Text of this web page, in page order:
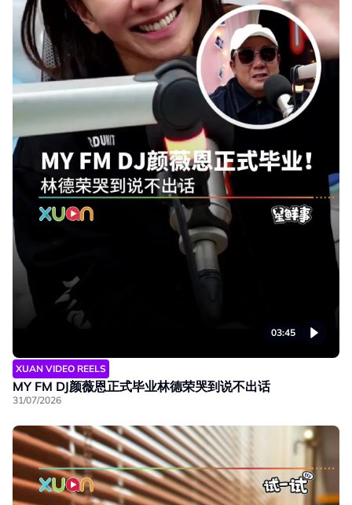
03:45
XUAN VIDEO REELS
MY FM DJ颜薇恩正式毕业林德荣哭到说不出话
31/07/2026